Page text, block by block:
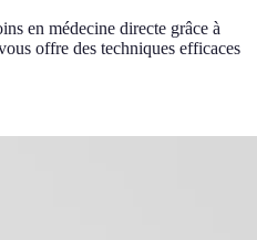
en médecine directe grâce à
offre des techniques efficaces